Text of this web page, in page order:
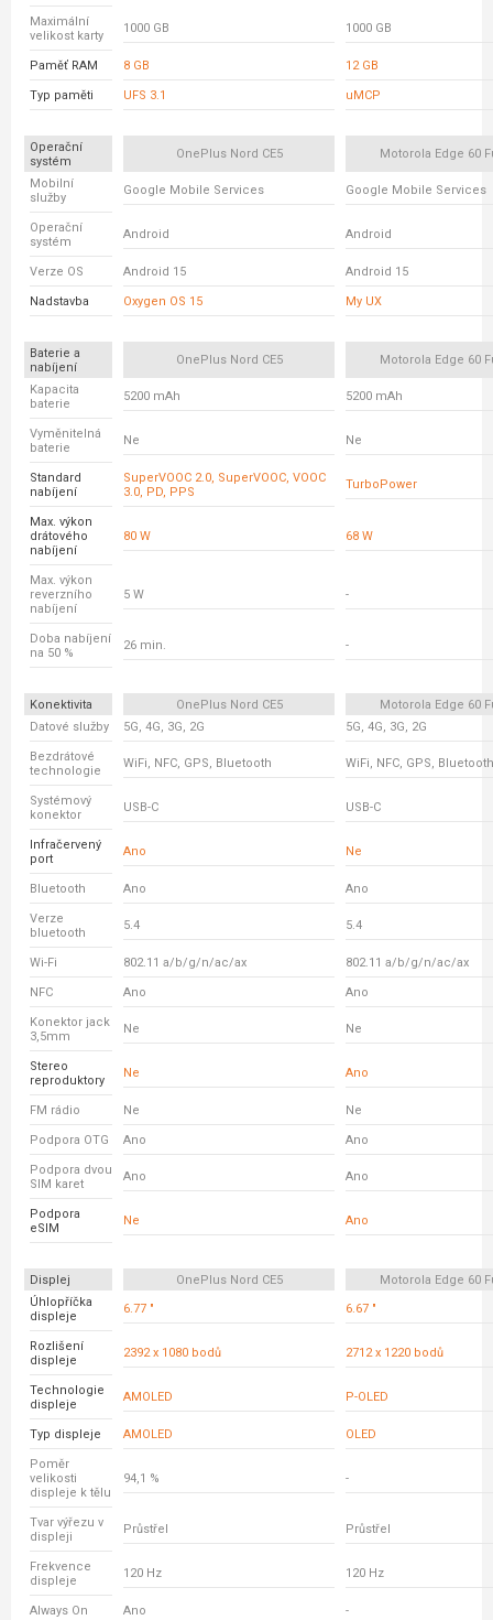
Maximální
velikost karty
1000 GB 1000 GB
Paměť RAM 8 GB 12 GB
Typ paměti UFS 3.1 uMCP
Operační
systém
OnePlus Nord CE5 Motorola Edge 60
Mobilní
služby
Google Mobile Services Google Mobile Services
Operační
systém
Android Android
Verze OS Android 15 Android 15
Nadstavba Oxygen OS 15 My UX
Baterie a
nabíjení
OnePlus Nord CE5 Motorola Edge 60
Kapacita
baterie
5200 mAh 5200 mAh
Vyměnitelná
baterie
Ne Ne
Standard
nabíjení
SuperVOOC 2.0, SuperVOOC, VOOC
3.0, PD, PPS
TurboPower
Max. výkon
drátového
nabíjení
80 W 68 W
Max. výkon
reverzního
nabíjení
5 W -
Doba nabíjení
na 50 %
26 min. -
Konektivita OnePlus Nord CE5
Motorola Edge 60
Datové služby
5G, 4G, 3G, 2G 5G, 4G, 3G, 2G
Bezdrátové
technologie
WiFi, NFC, GPS, Bluetooth WiFi, NFC, GPS, Bluetooth
Systémový
konektor
USB-C USB-C
Infračervený
port
Ano Ne
Bluetooth Ano Ano
Verze
bluetooth
5.4 5.4
Wi-Fi 802.11 a/b/g/n/ac/ax 802.11 a/b/g/n/ac/ax
NFC Ano Ano
Konektor jack
3,5mm
Ne Ne
Stereo
reproduktory
Ne Ano
FM rádio Ne Ne
Podpora OTG Ano Ano
Podpora dvou
SIM karet
Ano Ano
Podpora
eSIM
Ne Ano
Displej OnePlus Nord CE5
Motorola Edge 60
Úhlopříčka
displeje
6.77 " 6.67 "
Rozlišení
displeje
2392 x 1080 bodů 2712 x 1220 bodů
Technologie
displeje
AMOLED P-OLED
Typ displeje AMOLED OLED
Poměr
velikosti
displeje k tělu
94,1 % -
Tvar výřezu v
displeji
Průstřel Průstřel
Frekvence
displeje
120 Hz 120 Hz
Always On Ano -